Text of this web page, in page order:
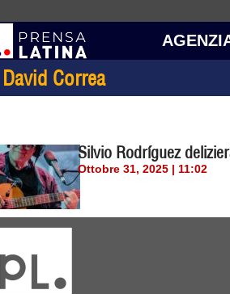
Correa
Silvio Rodríguez
Ottobre 31, 2025 | 11:02